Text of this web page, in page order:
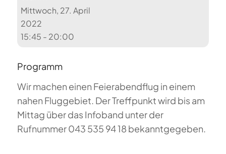
Mittwoch, 27. April
2022
15:45 - 20:00
Programm
Wir machen einen Feierabendflug in einem
nahen Fluggebiet. Der Treffpunkt wird bis am
Mittag über das Infoband unter der
Rufnummer 043 535 94 18 bekanntgegeben.